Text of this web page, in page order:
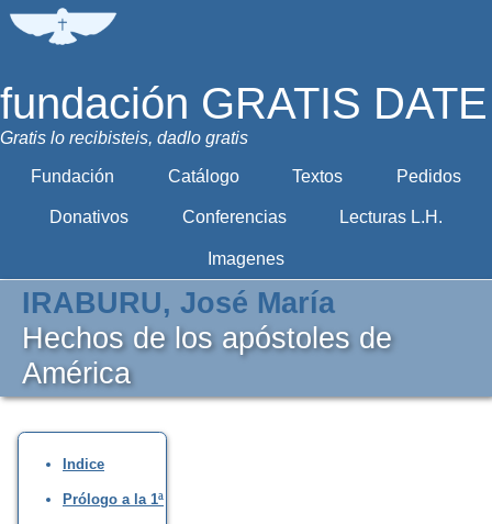
fundación GRATIS DATE
Gratis lo recibisteis, dadlo gratis
Fundación Catálogo Textos Pedidos
Donativos Conferencias Lecturas L.H.
Imagenes
IRABURU, José María
Hechos de los apóstoles de
América
Indice
Prólogo a la 1ª